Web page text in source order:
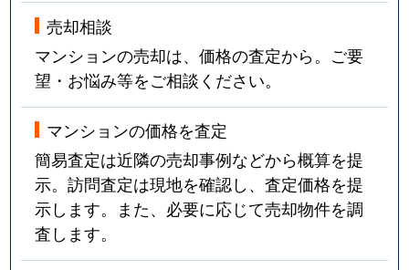
売却相談
マンションの売却は、価格の査定から。ご要
望・お悩み等をご相談ください。
マンションの価格を査定
簡易査定は近隣の売却事例などから概算を提
示。訪問査定は現地を確認し、査定価格を提
示します。また、必要に応じて売却物件を調
査します。